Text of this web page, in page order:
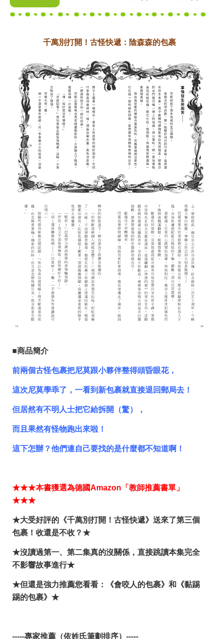
千萬別打開！古怪快遞：陰森森的包裹
■商品簡介
前兩個古怪包裹把尼莫跟小夥伴整得頭昏眼花，
這次尼莫學乖了，一看到新包裹就直接退回郵局去！
但居然有不明人士把它給拆開（驚），
而且果然有怪物跑出來啦！
這下怎辦？他們連自己要找的是什麼都不知道啊！
★★★本書獲選為德國Amazon「教師推薦書單」
★★★
★大受好評的《千萬別打開！古怪快遞》送來了第三個
包裹！收還是不收？★
★沒讀過第一、第二集真的沒關係，直接跳讀本集完全
不影響故事進行★
★但還是強力推薦您看看：《會咬人的包裹》和《黏踢
踢的包裹》★
-----專家推薦（依姓氏筆劃排序） -----